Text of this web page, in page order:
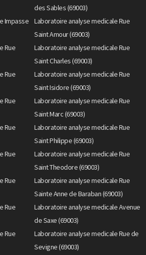
des Sables (69003)
Impasse
Laboratoire analyse medicale Rue
Saint Amour (69003)
Rue
Laboratoire analyse medicale Rue
Saint Charles (69003)
Rue
Laboratoire analyse medicale Rue
Saint Isidore (69003)
Rue
Laboratoire analyse medicale Rue
Saint Marc (69003)
Rue
Laboratoire analyse medicale Rue
Saint Philippe (69003)
Rue
Laboratoire analyse medicale Rue
Saint Theodore (69003)
Rue
Laboratoire analyse medicale Rue
Sainte Anne de Baraban (69003)
Rue
Laboratoire analyse medicale Avenue
de Saxe (69003)
Rue
Laboratoire analyse medicale Rue de
Sevigne (69003)